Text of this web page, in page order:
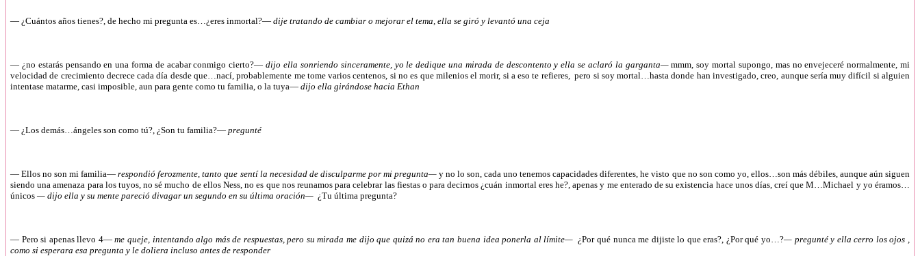
— ¿Cuántos años tienes?, de hecho mi pregunta es…¿eres inmortal?— dije tratando de cambiar o mejorar el tema, ella se giró y levantó una ceja
— ¿no estarás pensando en una forma de acabar conmigo cierto?—dijo ella sonriendo sinceramente, yo le dedique una mirada de descontento y ella se aclaró la garganta—mmm, soy mortal supongo, mas no envejeceré normalmente, mi
velocidad de crecimiento decrece cada día desde que…nací, probablemente me tome varios centenos, si no es que milenios el morir, si a eso te refieres, pero si soy mortal…hasta donde han investigado, creo, aunque sería muy difícil si alguien
intentase matarme, casi imposible, aun para gente como tu familia, o la tuya— dijo ella girándose hacia Ethan
— ¿Los demás…ángeles son como tú?, ¿Son tu familia?— pregunté
— Ellos no son mi familia—respondió ferozmente, tanto que sentí la necesidad de disculparme por mi pregunta—y no lo son, cada uno tenemos capacidades diferentes, he visto que no son como yo, ellos…son más débiles, aunque aún siguen
siendo una amenaza para los tuyos, no sé mucho de ellos Ness, no es que nos reunamos para celebrar las fiestas o para decirnos ¿cuán inmortal eres he?, apenas y me enterado de su existencia hace unos días, creí que M…Michael y yo éramos…
únicos — dijo ella y su mente pareció divagar un segundo en su última oración— ¿Tu última pregunta?
— Pero si apenas llevo 4—me queje, intentando algo más de respuestas, pero su mirada me dijo que quizá no era tan buena idea ponerla al límite— ¿Por qué nunca me dijiste lo que eras?, ¿Por qué yo…?— pregunté y ella cerro los ojos ,
como si esperara esa pregunta y le doliera incluso antes de responder